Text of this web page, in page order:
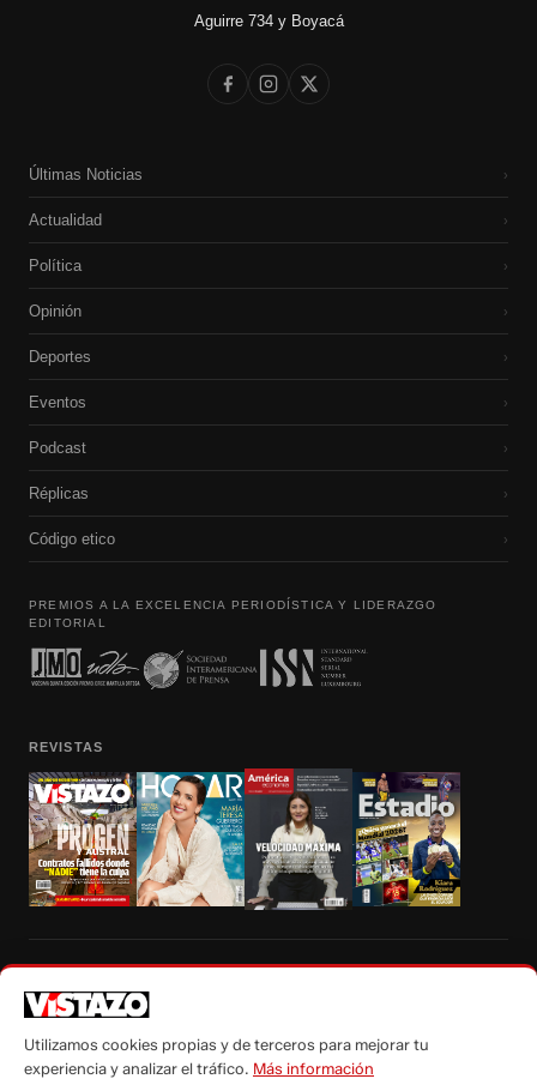
Aguirre 734 y Boyacá
Últimas Noticias ›
Actualidad ›
Política ›
Opinión ›
Deportes ›
Eventos ›
Podcast ›
Réplicas ›
Código etico ›
PREMIOS A LA EXCELENCIA PERIODÍSTICA Y LIDERAZGO
EDITORIAL
REVISTAS
autorización escrita de su titular, de todos los contenidos de Vistazo.com.
Utilizamos cookies propias y de terceros para mejorar tu
experiencia y analizar el tráfico. Más información